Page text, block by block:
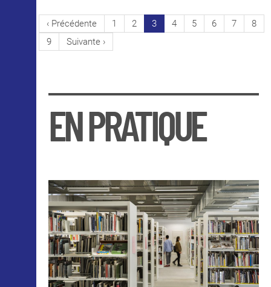
Page
précédente
‹ Précédente Page
1 Page
2
Page
3 Page
4 Page
5 Page
6 Page
7 Page
8
Page
9
Page
Suivante ›
EN PRATIQUE